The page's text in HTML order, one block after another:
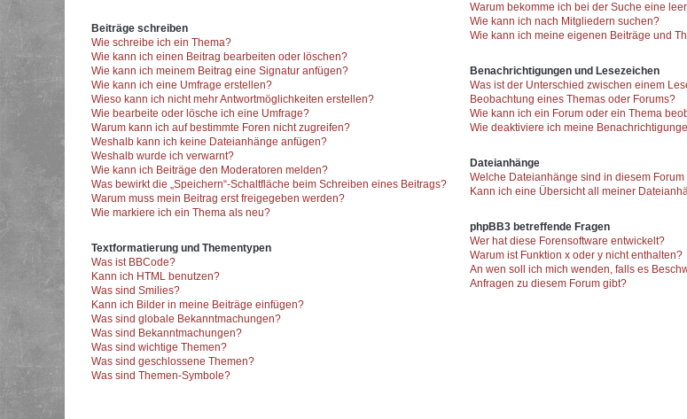
Beiträge schreiben
Wie schreibe ich ein Thema?
Wie kann ich einen Beitrag bearbeiten oder löschen?
Wie kann ich meinem Beitrag eine Signatur anfügen?
Wie kann ich eine Umfrage erstellen?
Wieso kann ich nicht mehr Antwortmöglichkeiten erstellen?
Wie bearbeite oder lösche ich eine Umfrage?
Warum kann ich auf bestimmte Foren nicht zugreifen?
Weshalb kann ich keine Dateianhänge anfügen?
Weshalb wurde ich verwarnt?
Wie kann ich Beiträge den Moderatoren melden?
Was bewirkt die „Speichern“-Schaltfläche beim Schreiben eines Beitrags?
Warum muss mein Beitrag erst freigegeben werden?
Wie markiere ich ein Thema als neu?
Textformatierung und Thementypen
Was ist BBCode?
Kann ich HTML benutzen?
Was sind Smilies?
Kann ich Bilder in meine Beiträge einfügen?
Was sind globale Bekanntmachungen?
Was sind Bekanntmachungen?
Was sind wichtige Themen?
Was sind geschlossene Themen?
Was sind Themen-Symbole?
Warum bekomme ich bei der Suche eine
Wie kann ich nach Mitgliedern suchen?
Wie kann ich meine eigenen Beiträge und
Benachrichtigungen und Lesezeichen
Was ist der Unterschied zwischen einem
Beobachtung eines Themas oder Forums?
Wie kann ich ein Forum oder ein Thema
Wie deaktiviere ich meine
Dateianhänge
Welche Dateianhänge sind in diesem
Kann ich eine Übersicht all meiner
phpBB3 betreffende Fragen
Wer hat diese Forensoftware entwickelt?
Warum ist Funktion x oder y nicht enthalten?
An wen soll ich mich wenden, falls es
Anfragen zu diesem Forum gibt?